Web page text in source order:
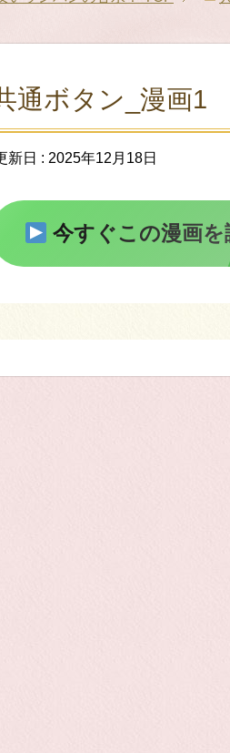
通ボタン_漫画1
新日 : 2025年12月18日
今すぐこの漫画を